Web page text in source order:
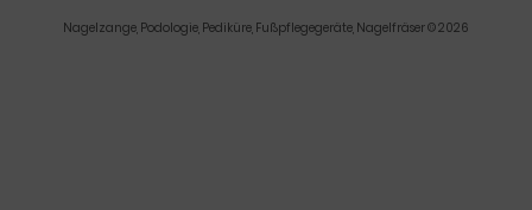
Nagelzange, Podologie, Pediküre, Fußpflegegeräte, Nagelfräser © 2026